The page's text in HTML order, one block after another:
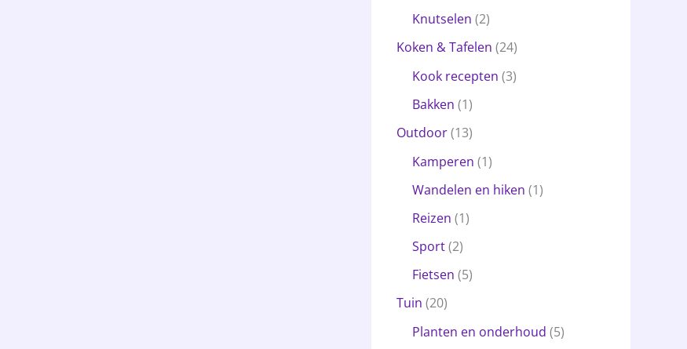
Knutselen (2)
Koken & Tafelen (24)
Kook recepten (3)
Bakken (1)
Outdoor(13)
Kamperen (1)
Wandelen en hiken (1)
Reizen (1)
Sport(2)
Fietsen (5)
Tuin (20)
Planten en onderhoud (5)